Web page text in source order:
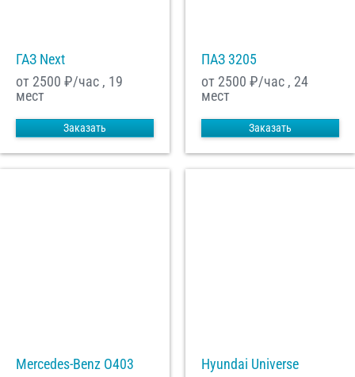
ГАЗ Next
от 2500 ₽/час , 19
мест
Заказать
ПАЗ 3205
от 2500 ₽/час , 24
мест
Заказать
Mercedes-Benz О403
Hyundai Universe